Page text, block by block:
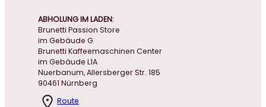
ABHOLUNG IM LADEN:
Brunetti Passion Store
im Gebäude G
Brunetti Kaffeemaschinen Center
im Gebäude L1A
Nuerbanum, Allersberger Str. 185
90461 Nürnberg
Route